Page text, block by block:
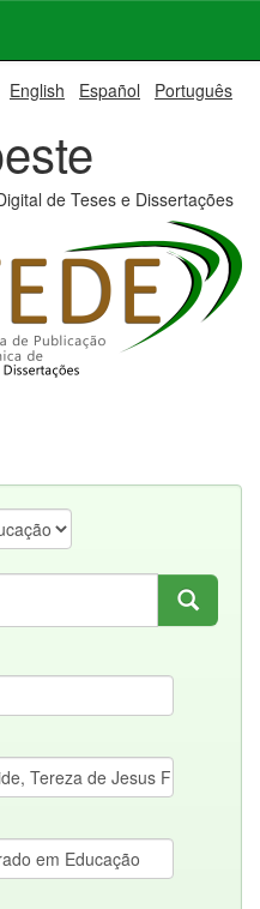
English Español Português
de Teses e Dissertações